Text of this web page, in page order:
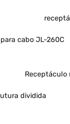
cabo JL-260C
dividida